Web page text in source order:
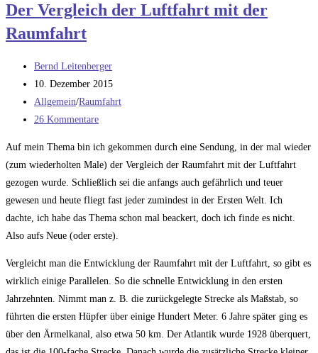
Der Vergleich der Luftfahrt mit der
Raumfahrt
Beitrags-
Autor:
Bernd Leitenberger
Beitrag
veröffentlicht:
10. Dezember 2015
Beitrags-
Kategorie:
Allgemein/Raumfahrt
Beitrags-
26 Kommentare
Auf mein Thema bin ich gekommen durch eine Sendung, in der mal wieder
(zum wiederholten Male) der Vergleich der Raumfahrt mit der Luftfahrt
gezogen wurde. Schließlich sei die anfangs auch gefährlich und teuer
gewesen und heute fliegt fast jeder zumindest in der Ersten Welt. Ich
dachte, ich habe das Thema schon mal beackert, doch ich finde es nicht.
Also aufs Neue (oder erste).
Vergleicht man die Entwicklung der Raumfahrt mit der Luftfahrt, so gibt es
wirklich einige Parallelen. So die schnelle Entwicklung in den ersten
Jahrzehnten. Nimmt man z. B. die zurückgelegte Strecke als Maßstab, so
führten die ersten Hüpfer über einige Hundert Meter. 6 Jahre später ging es
über den Ärmelkanal, also etwa 50 km. Der Atlantik wurde 1928 überquert,